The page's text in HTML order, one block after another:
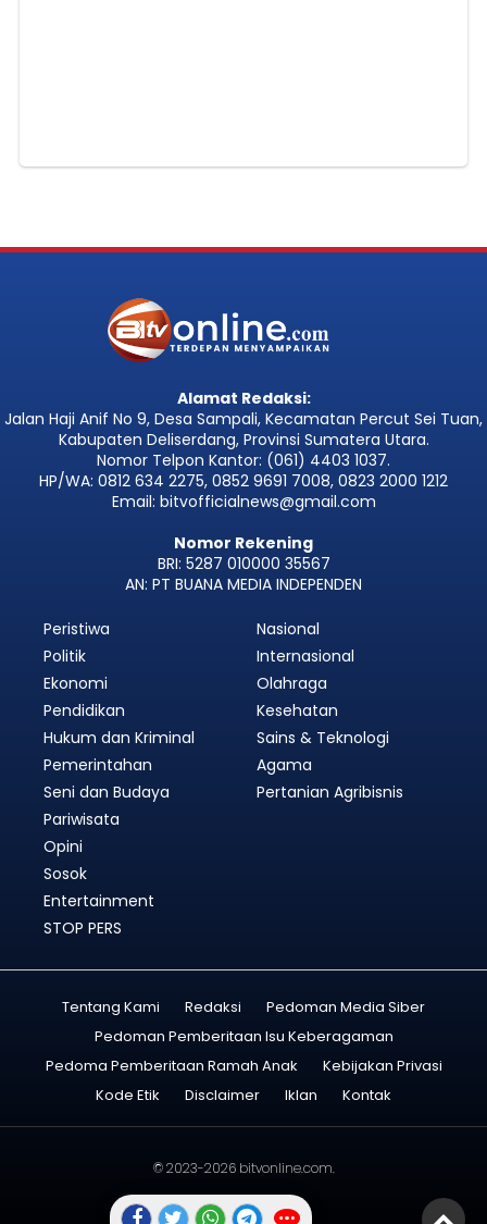
Alamat Redaksi:
Jalan Haji Anif No 9, Desa Sampali, Kecamatan Percut Sei Tuan,
Kabupaten Deliserdang, Provinsi Sumatera Utara.
Nomor Telpon Kantor: (061) 4403 1037.
HP/WA: 0812 634 2275, 0852 9691 7008, 0823 2000 1212
Email: bitvofficialnews@gmail.com
Nomor Rekening
BRI: 5287 010000 35567
AN: PT BUANA MEDIA INDEPENDEN
Peristiwa
Politik
Ekonomi
Pendidikan
Hukum dan Kriminal
Pemerintahan
Nasional
Internasional
Olahraga
Kesehatan
Sains & Teknologi
Agama
Seni dan Budaya
Pariwisata
Opini
Sosok
Entertainment
STOP PERS
Pertanian Agribisnis
Tentang Kami Redaksi
Pedoman Media Siber
Pedoman Pemberitaan Isu Keberagaman
Pedoma Pemberitaan Ramah Anak
Kebijakan Privasi
Kode Etik
Disclaimer Iklan Kontak
© 2023-2026 bitvonline.com.